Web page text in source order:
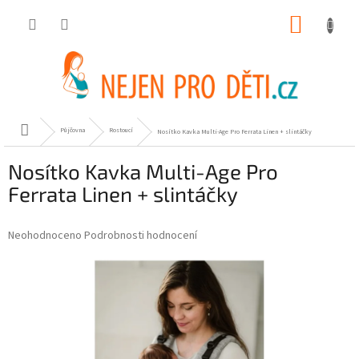
Domů Půjčovna Rostoucí Nosítko Kavka Multi-Age Pro Ferrata Linen + slintáčky
Nosítko Kavka Multi-Age Pro
Ferrata Linen + slintáčky
Průměrné
Neohodnoceno Podrobnosti hodnocení